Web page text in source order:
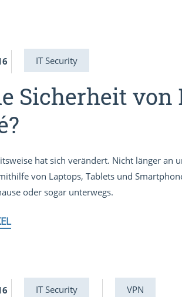
IT Security
Sicherheit von
hat sich verändert. Nicht länger an
von Laptops, Tablets und
oder sogar unterwegs.
IT Security VPN